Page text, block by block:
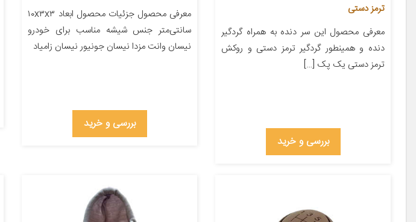
ترمز دستی
معرفی محصول این سر دنده به همراه گردگیر
دنده و همینطور گردگیر ترمز دستی و روکش
ترمز دستی یک پک […]
بررسی و خرید
معرفی محصول جزئیات محصول ابعاد ۱۰x۳x۳
سانتی‌متر جنس شیشه مناسب برای خودرو
نیسان وانت مزدا نیسان جونیور نیسان زامیاد
بررسی و خرید